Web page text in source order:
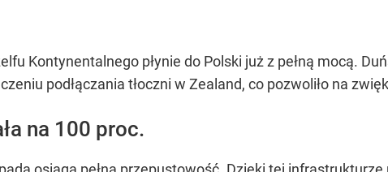
Kontynentalnego płynie do Polski już z pełną mocą.
podłączania tłoczni w Zealand, co pozwoliło na
na 100 proc.